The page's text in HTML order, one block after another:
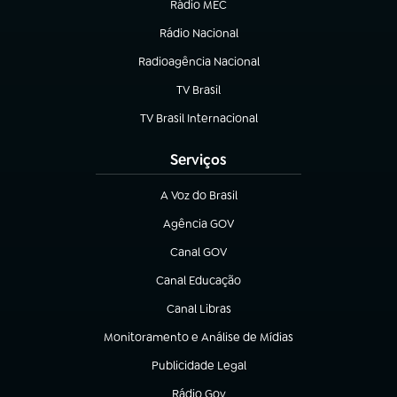
Rádio MEC
(abre em nova aba)
Rádio Nacional
Radioagência Nacional
(abre em nova aba)
TV Brasil
(abre em nova aba)
TV Brasil Internacional
(abre em nova aba)
Serviços
A Voz do Brasil
(abre em nova aba)
Agência GOV
(abre em nova aba)
Canal GOV
(abre em nova aba)
Canal Educação
(abre em nova aba)
Canal Libras
(abre em nova aba)
Monitoramento e Análise de Mídias
(abre em nova aba)
Publicidade Legal
(abre em nova aba)